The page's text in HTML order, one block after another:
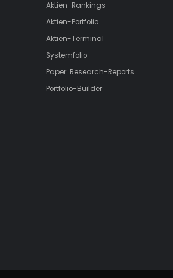
Aktien-Rankings
Aktien-Portfolio
Aktien-Terminal
Systemfolio
Paper: Research-Reports
Portfolio-Builder